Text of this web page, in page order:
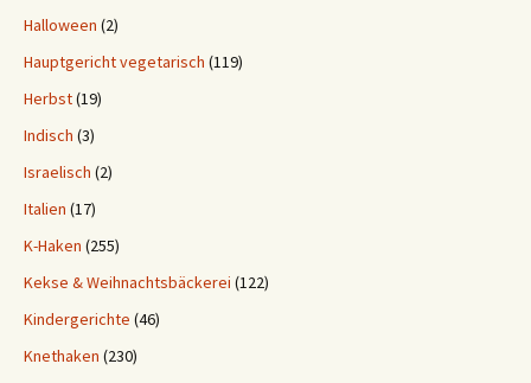
Halloween (2)
Hauptgericht vegetarisch (119)
Herbst(19)
Indisch (3)
Israelisch (2)
Italien (17)
K-Haken (255)
Kekse & Weihnachtsbäckerei (122)
Kindergerichte (46)
Knethaken (230)